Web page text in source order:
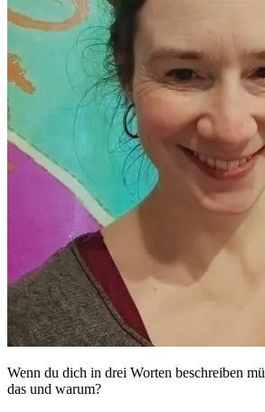
Wenn du dich in drei Worten beschreiben
das und warum?